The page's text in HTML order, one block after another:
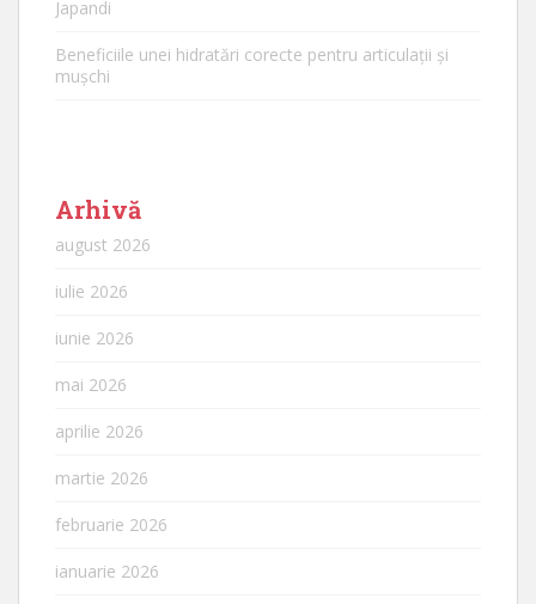
Japandi
Beneficiile unei hidratări corecte pentru articulații și
mușchi
Arhivă
august 2026
iulie 2026
iunie 2026
mai 2026
aprilie 2026
martie 2026
februarie 2026
ianuarie 2026